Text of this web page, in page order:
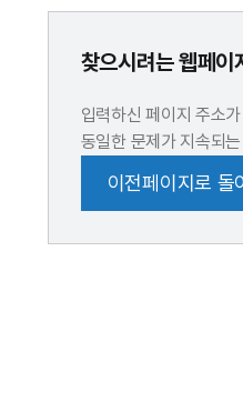
찾으시려는 웹페이
입력하신 페이지 주소
동일한 문제가 지속되
이전페이지로 돌